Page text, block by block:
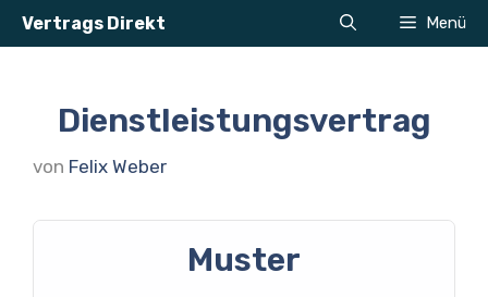
Zum
Vertrags Direkt Menü
Dienstleistungsvertrag
von Felix Weber
Muster